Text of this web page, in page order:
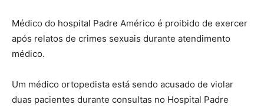
Médico do hospital Padre Américo é proibido de exercer
após relatos de crimes sexuais durante atendimento
médico.
Um médico ortopedista está sendo acusado de violar
duas pacientes durante consultas no Hospital Padre